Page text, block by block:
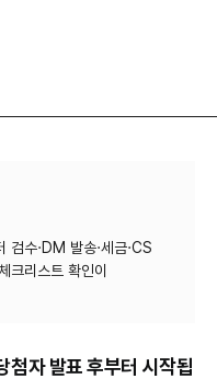
검수·DM 발송·세금·CS
크리스트 확인이
첨자 발표 후부터 시작됩